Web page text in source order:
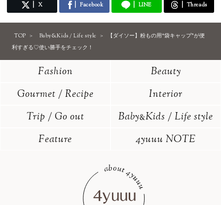
X Facebook LINE Threads
TOP Baby&Kids / Life style
【ダイソー】粉もの用“袋キャップ”が便
利すぎる♡使い勝手をチェック！
Fashion
Beauty
Gourmet / Recipe
Interior
Trip / Go out
Baby&Kids / Life style
Feature
4yuuu NOTE